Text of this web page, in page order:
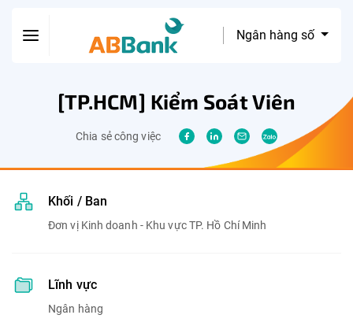
Ngân hàng số
[TP.HCM] Kiểm Soát Viên
Chia sẻ công việc
Khối / Ban
Đơn vị Kinh doanh - Khu vực TP. Hồ Chí Minh
Lĩnh vực
Ngân hàng